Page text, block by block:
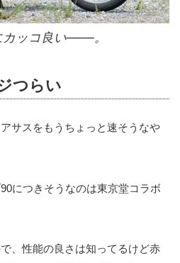
ッコ良い───。
つらい
サスをもうちょっと速そうなや
につきそうなのは東京堂コラボ
、性能の良さは知ってるけど赤